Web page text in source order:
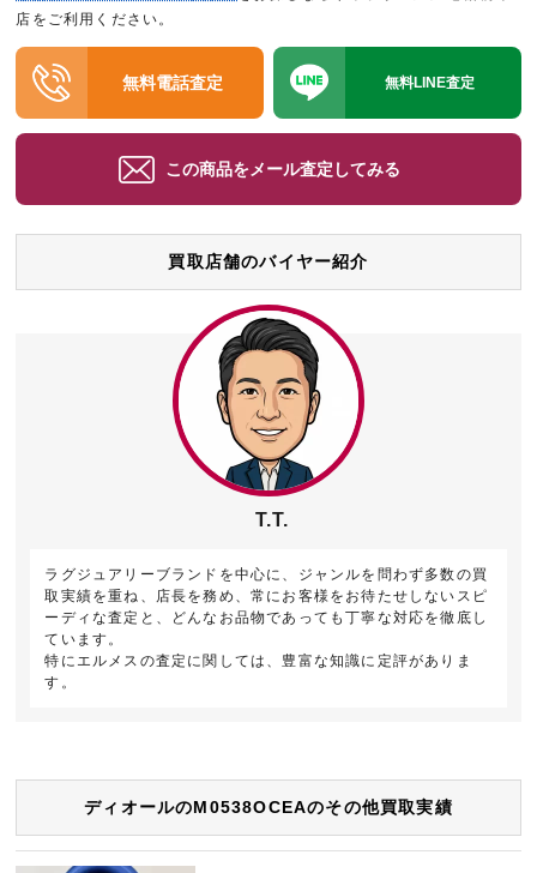
店をご利用ください。
無料電話査定 無料LINE査定
この商品をメール査定してみる
買取店舗のバイヤー紹介
T.T.
ラグジュアリーブランドを中心に、ジャンルを問わず多数の買
取実績を重ね、店長を務め、常にお客様をお待たせしないスピ
ーディな査定と、どんなお品物であっても丁寧な対応を徹底し
ています。
特にエルメスの査定に関しては、豊富な知識に定評がありま
す。
ディオールのM0538OCEAのその他買取実績